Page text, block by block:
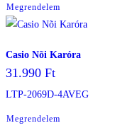
Megrendelem
Casio Nõi Karóra
31.990 Ft
LTP-2069D-4AVEG
Megrendelem